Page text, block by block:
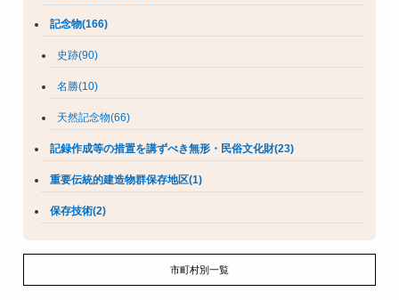
記念物(166)
史跡(90)
名勝(10)
天然記念物(66)
記録作成等の措置を講ずべき無形・民俗文化財(23)
重要伝統的建造物群保存地区(1)
保存技術(2)
市町村別一覧